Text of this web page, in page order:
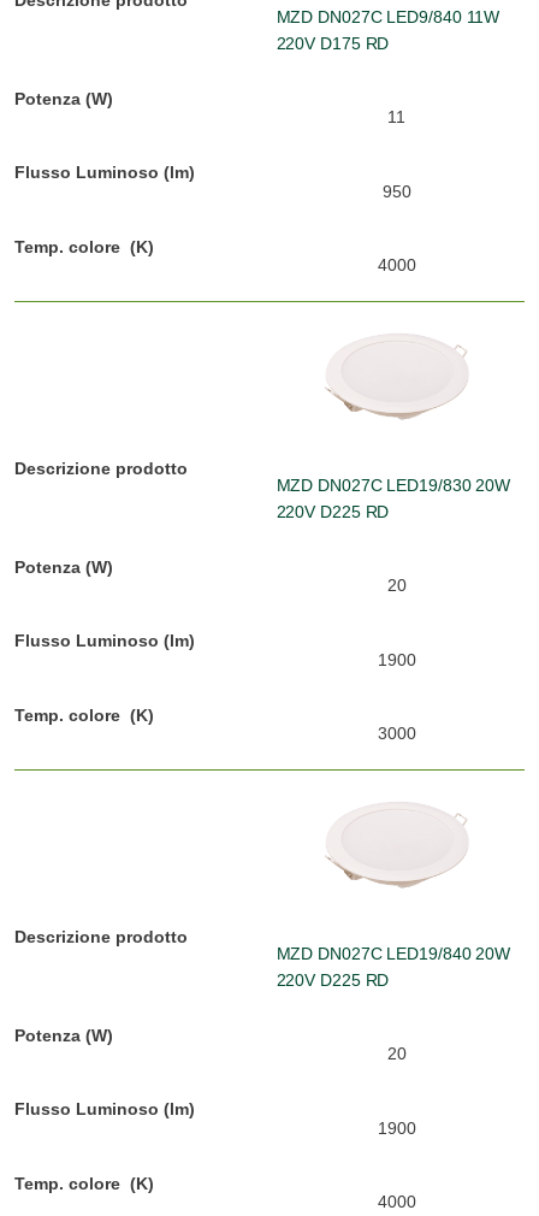
MZD DN027C LED9/840 11W
220V D175 RD
11
950
4000
MZD DN027C LED19/830 20W
220V D225 RD
20
1900
3000
MZD DN027C LED19/840 20W
220V D225 RD
20
1900
4000